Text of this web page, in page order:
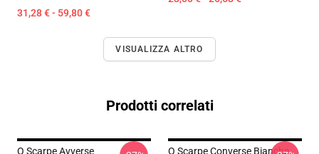
31,28 € - 59,80 €
VISUALIZZA ALTRO
Prodotti correlati
O Scarpe Avverse O Scarpe Converse Bianche